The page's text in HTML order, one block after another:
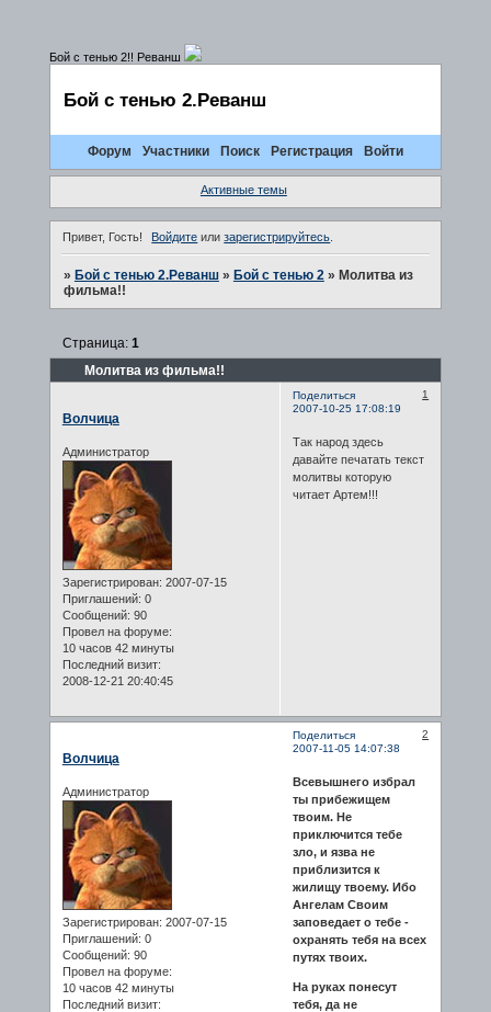
Бой с тенью 2!! Реванш
Бой с тенью 2.Реванш
Форум Участники Поиск Регистрация Войти
Активные темы
Привет, Гость! Войдите илизарегистрируйтесь.
» Бой с тенью 2.Реванш » Бой с тенью 2 » Молитва из
фильма!!
Молитва из фильма!!
Страница: 1
Поделиться
1
2007-10-25 17:08:19
Волчица
Администратор
Зарегистрирован: 2007-07-15
Приглашений: 0
Сообщений: 90
Провел на форуме:
10 часов 42 минуты
Последний визит:
2008-12-21 20:40:45
Так народ здесь
давайте печатать текст
молитвы которую
читает Артем!!!
Поделиться
2
2007-11-05 14:07:38
Волчица
Администратор
Зарегистрирован: 2007-07-15
Приглашений: 0
Сообщений: 90
Провел на форуме:
10 часов 42 минуты
Последний визит:
Всевышнего избрал
ты прибежищем
твоим. Не
приключится тебе
зло, и язва не
приблизится к
жилищу твоему. Ибо
Ангелам Своим
заповедает о тебе -
охранять тебя на всех
путях твоих.
На руках понесут
тебя, да не